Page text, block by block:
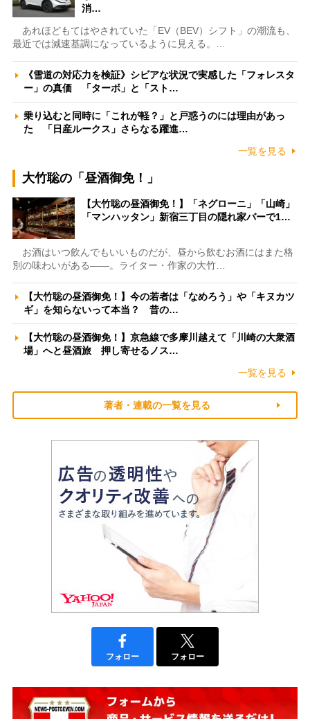
消…
あれほどもてはやされていた「EV（BEV）シフト」の潮流も、
最近では減速基調になっているように見える。…
《雪道の対応力を検証》シビアな状況で実感した「フォレスタ
ー」の真価 「ターボ」と「スト…
乗り込むと同時に「これが軽？」と戸惑うのには理由があっ
た 「日産ルークス」さらなる躍進…
一覧を見る
大竹聡の「昼酒御免！」
【大竹聡の昼酒御免！】「ネグローニ」「山崎」
「マンハッタン」新宿三丁目の隠れ家バーで1…
お酒はいつ飲んでもいいものだが、昼から飲むお酒にはまた格
別の味わいがある――。ライター・作家の大竹…
【大竹聡の昼酒御免！】今の若者は「なめろう」や「キヌカツ
ギ」を知らないって本当？ 昔の…
【大竹聡の昼酒御免！】京急線で多摩川越えて「川崎の大衆酒
場」へと昼酒旅 押し寄せるノス…
一覧を見る
著者・連載の一覧を見る
フォロー フォロー